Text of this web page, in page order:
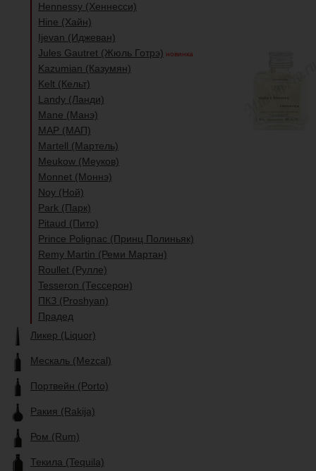
Hennessy (Хеннесси)
Hine (Хайн)
Ijevan (Иджеван)
Jules Gautret (Жюль Готрэ) новинка
Kazumian (Казумян)
Kelt (Кельт)
Landy (Ланди)
Mane (Манэ)
MAP (МАП)
Martell (Мартель)
Meukow (Меуков)
Monnet (Моннэ)
Noy (Ной)
Park (Парк)
Pitaud (Пито)
Prince Polignac (Принц Полиньяк)
Remy Martin (Реми Мартан)
Roullet (Рулле)
Tesseron (Тессерон)
ПКЗ (Proshyan)
Прадед
Ликер (Liquor)
Мескаль (Mezcal)
Портвейн (Porto)
Ракия (Rakija)
Ром (Rum)
Текила (Tequila)